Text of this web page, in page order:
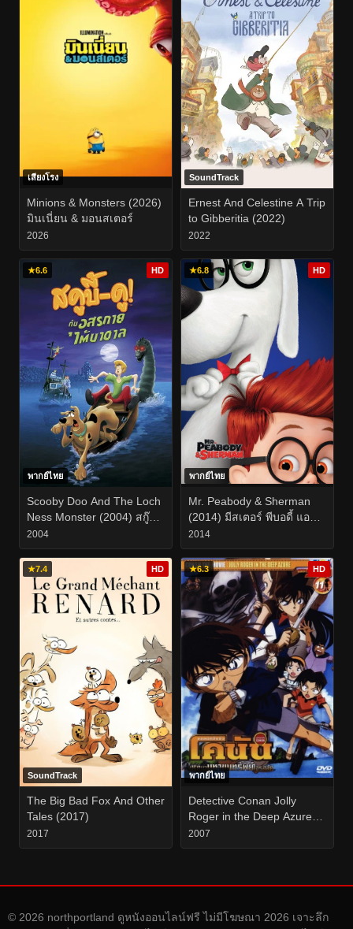
เสียงโรง
Minions & Monsters (2026)
มินเนี่ยน & มอนสเตอร์
2026
SoundTrack
Ernest And Celestine A Trip
to Gibberitia (2022)
2022
★6.6 HD
พากย์ไทย
Scooby Doo And The Loch
Ness Monster (2004) สกู๊บบี้
ดู ตอน คำสาปอสูรทะเลสาบ
2004
★6.8 HD
พากย์ไทย
Mr. Peabody & Sherman
(2014) มีสเตอร์ พีบอดี้ แอนด์
เชอร์แมน
2014
★7.4 HD
SoundTrack
The Big Bad Fox And Other
Tales (2017)
2017
★6.3 HD
พากย์ไทย
Detective Conan Jolly
Roger in the Deep Azure
(2007) ยอดนักสืบจิ๋วโคนัน
ปริศนามหาขุมทรัพย์โจรสลัด
2007
© 2026 northportland ดูหนังออนไลน์ฟรี ไม่มีโฆษณา 2026 เจาะลึก